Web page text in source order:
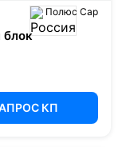
Полюс Сар
блок
КП